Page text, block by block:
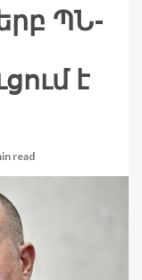
ՊՆ-
է
read